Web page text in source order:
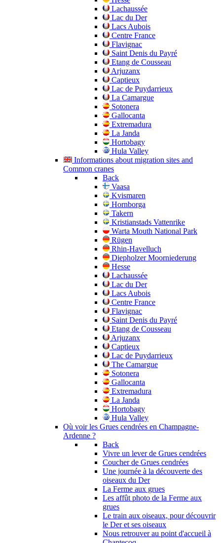
Lachaussée
Lac du Der
Lacs Aubois
Centre France
Flavignac
Saint Denis du Payré
Etang de Cousseau
Arjuzanx
Captieux
Lac de Puydarrieux
La Camargue
Sotonera
Gallocanta
Extremadura
La Janda
Hortobagy
Hula Valley
Informations about migration sites and
Common cranes
Back
Vaasa
Kvismaren
Hornborga
Takern
Kristianstads Vattenrike
Warta Mouth National Park
Rügen
Rhin-Havelluch
Diepholzer Moorniederung
Hesse
Lachaussée
Lac du Der
Lacs Aubois
Centre France
Flavignac
Saint Denis du Payré
Etang de Cousseau
Arjuzanx
Captieux
Lac de Puydarrieux
The Camargue
Sotonera
Gallocanta
Extremadura
La Janda
Hortobagy
Hula Valley
Où voir les Grues cendrées en Champagne-
Ardenne ?
Back
Vivre un lever de Grues cendrées
Coucher de Grues cendrées
Une journée à la découverte des
oiseaux du Der
La Ferme aux grues
Les affût photo de la Ferme aux
grues
Le train aux oiseaux, pour découvrir
le Der et ses oiseaux
Nous retrouver au point d'accueil à